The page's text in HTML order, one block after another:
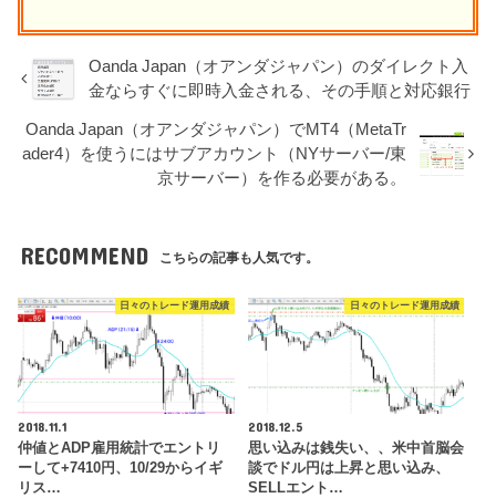
Oanda Japan（オアンダジャパン）のダイレクト入
金ならすぐに即時入金される、その手順と対応銀行
Oanda Japan（オアンダジャパン）でMT4（MetaTr
ader4）を使うにはサブアカウント（NYサーバー/東
京サーバー）を作る必要がある。
RECOMMEND こちらの記事も人気です。
日々のトレード運用成績
2018.11.1
仲値とADP雇用統計でエントリ
ーして+7410円、10/29からイギ
リス…
日々のトレード運用成績
2018.12.5
思い込みは銭失い、、米中首脳会
談でドル円は上昇と思い込み、
SELLエント…